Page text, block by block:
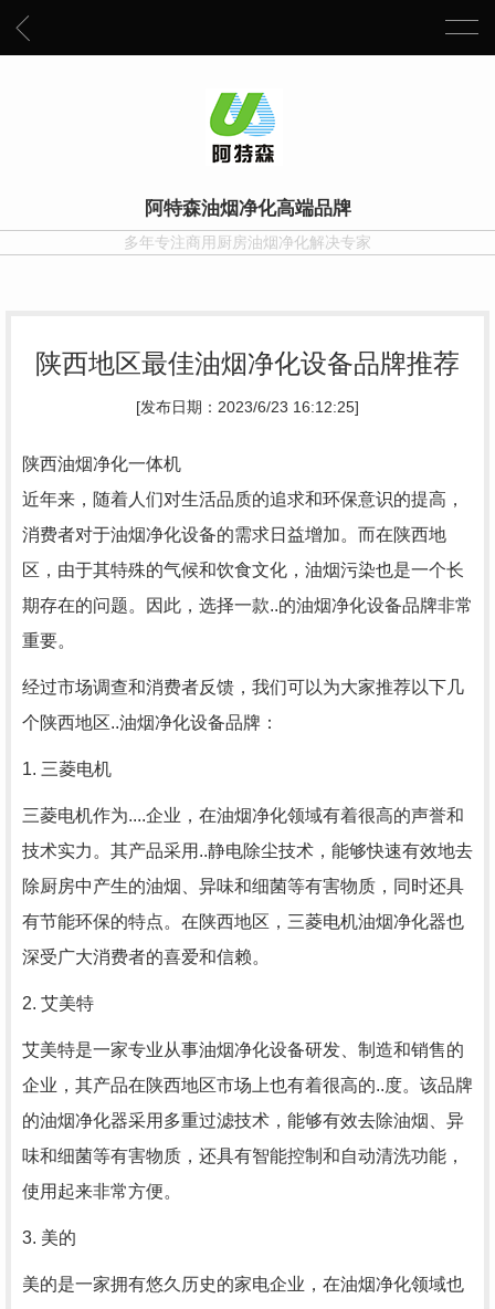
阿特森油烟净化高端品牌
多年专注商用厨房油烟净化解决专家
陕西地区最佳油烟净化设备品牌推荐
[发布日期：2023/6/23 16:12:25]
陕西油烟净化一体机
近年来，随着人们对生活品质的追求和环保意识的提高，
消费者对于油烟净化设备的需求日益增加。而在陕西地
区，由于其特殊的气候和饮食文化，油烟污染也是一个长
期存在的问题。因此，选择一款..的油烟净化设备品牌非常
重要。
经过市场调查和消费者反馈，我们可以为大家推荐以下几
个陕西地区..油烟净化设备品牌：
1. 三菱电机
三菱电机作为....企业，在油烟净化领域有着很高的声誉和
技术实力。其产品采用..静电除尘技术，能够快速有效地去
除厨房中产生的油烟、异味和细菌等有害物质，同时还具
有节能环保的特点。在陕西地区，三菱电机油烟净化器也
深受广大消费者的喜爱和信赖。
2. 艾美特
艾美特是一家专业从事油烟净化设备研发、制造和销售的
企业，其产品在陕西地区市场上也有着很高的..度。该品牌
的油烟净化器采用多重过滤技术，能够有效去除油烟、异
味和细菌等有害物质，还具有智能控制和自动清洗功能，
使用起来非常方便。
3. 美的
美的是一家拥有悠久历史的家电企业，在油烟净化领域也